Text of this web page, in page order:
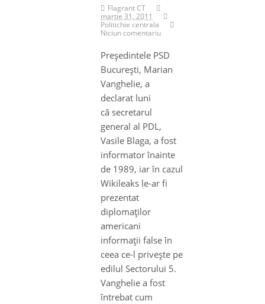
Flagrant CT
martie 31, 2011
Politichie centrala
Niciun comentariu
Preşedintele PSD
Bucureşti, Marian
Vanghelie, a
declarat luni
că secretarul
general al PDL,
Vasile Blaga, a fost
informator înainte
de 1989, iar în cazul
Wikileaks le-ar fi
prezentat
diplomaţilor
americani
informaţii false în
ceea ce-l priveşte pe
edilul Sectorului 5.
Vanghelie a fost
întrebat cum